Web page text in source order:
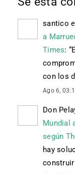
santico
a
Times: “
con los
Ago 6,
Don
Mundial
según
hay
construir